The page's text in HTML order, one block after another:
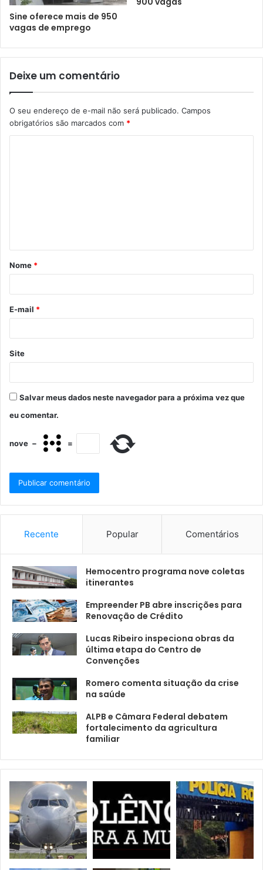
Sine oferece mais de 950
vagas de emprego
Deixe um comentário
O seu endereço de e-mail não será publicado. Campos
obrigatórios são marcados com *
Nome *
E-mail *
Site
Salvar meus dados neste navegador para a próxima vez que
eu comentar.
nove − =
Recente Popular Comentários
Hemocentro programa nove coletas
itinerantes
Empreender PB abre inscrições para
Renovação de Crédito
Lucas Ribeiro inspeciona obras da
última etapa do Centro de
Convenções
Romero comenta situação da crise
na saúde
ALPB e Câmara Federal debatem
fortalecimento da agricultura
familiar